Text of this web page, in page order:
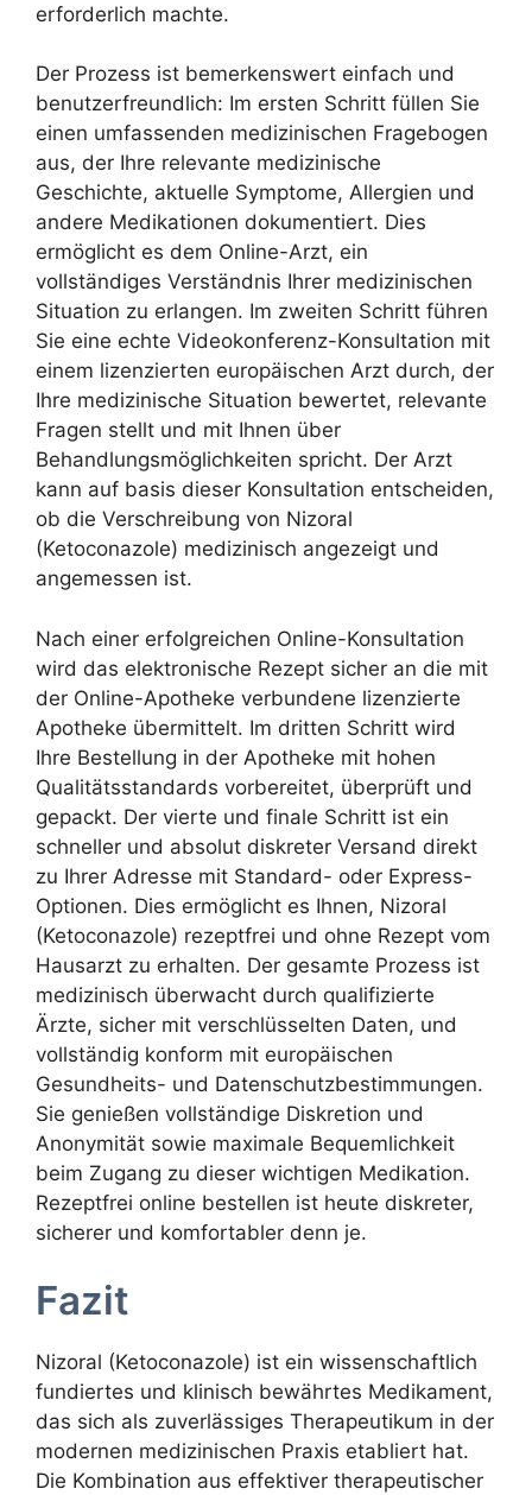
erforderlich machte.
Der Prozess ist bemerkenswert einfach und
benutzerfreundlich: Im ersten Schritt füllen Sie
einen umfassenden medizinischen Fragebogen
aus, der Ihre relevante medizinische
Geschichte, aktuelle Symptome, Allergien und
andere Medikationen dokumentiert. Dies
ermöglicht es dem Online-Arzt, ein
vollständiges Verständnis Ihrer medizinischen
Situation zu erlangen. Im zweiten Schritt führen
Sie eine echte Videokonferenz-Konsultation mit
einem lizenzierten europäischen Arzt durch, der
Ihre medizinische Situation bewertet, relevante
Fragen stellt und mit Ihnen über
Behandlungsmöglichkeiten spricht. Der Arzt
kann auf basis dieser Konsultation entscheiden,
ob die Verschreibung von Nizoral
(Ketoconazole) medizinisch angezeigt und
angemessen ist.
Nach einer erfolgreichen Online-Konsultation
wird das elektronische Rezept sicher an die mit
der Online-Apotheke verbundene lizenzierte
Apotheke übermittelt. Im dritten Schritt wird
Ihre Bestellung in der Apotheke mit hohen
Qualitätsstandards vorbereitet, überprüft und
gepackt. Der vierte und finale Schritt ist ein
schneller und absolut diskreter Versand direkt
zu Ihrer Adresse mit Standard- oder Express-
Optionen. Dies ermöglicht es Ihnen, Nizoral
(Ketoconazole) rezeptfrei und ohne Rezept vom
Hausarzt zu erhalten. Der gesamte Prozess ist
medizinisch überwacht durch qualifizierte
Ärzte, sicher mit verschlüsselten Daten, und
vollständig konform mit europäischen
Gesundheits- und Datenschutzbestimmungen.
Sie genießen vollständige Diskretion und
Anonymität sowie maximale Bequemlichkeit
beim Zugang zu dieser wichtigen Medikation.
Rezeptfrei online bestellen ist heute diskreter,
sicherer und komfortabler denn je.
Fazit
Nizoral (Ketoconazole) ist ein wissenschaftlich
fundiertes und klinisch bewährtes Medikament,
das sich als zuverlässiges Therapeutikum in der
modernen medizinischen Praxis etabliert hat.
Die Kombination aus effektiver therapeutischer